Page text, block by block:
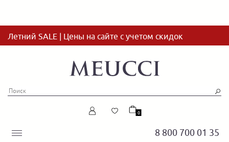
Летний SALE | Цены на сайте с учетом скидок
8 800 700 01 35
0